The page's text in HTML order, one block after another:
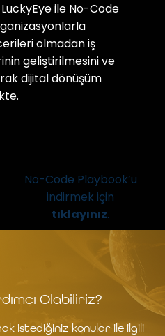
ile No-Code
olmadan iş
geliştirilmesini ve
dijital dönüşüm
No-Code Playbook’u
indirmek için
tıklayınız.
Olabiliriz?
istediğiniz konular ile ilgili